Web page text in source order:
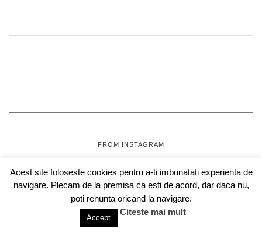
FROM INSTAGRAM
SEPTEMBRIE, JOI
- OAZA PENTRU FETE
Acest site foloseste cookies pentru a-ti imbunatati experienta de
navigare. Plecam de la premisa ca esti de acord, dar daca nu,
poti renunta oricand la navigare.
Accept
Citeste mai mult